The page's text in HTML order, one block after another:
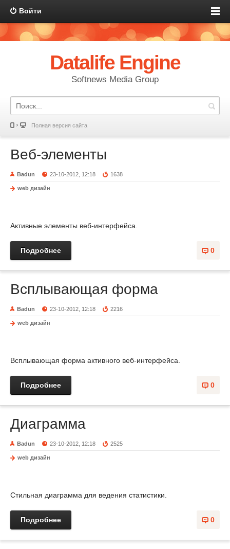
Войти
Datalife Engine
Softnews Media Group
Полная версия сайта
Веб-элементы
Badun 23-10-2012, 12:18 1638
web дизайн
Активные элементы веб-интерфейса.
0
Подробнее
Всплывающая форма
Badun 23-10-2012, 12:18 2216
web дизайн
Всплывающая форма активного веб-интерфейса.
0
Подробнее
Диаграмма
Badun 23-10-2012, 12:18 2525
web дизайн
Стильная диаграмма для ведения статистики.
0
Подробнее